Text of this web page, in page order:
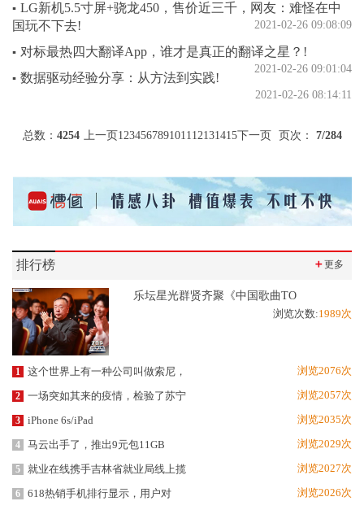
▪ LG新机5.5寸屏+骁龙450，售价近三千，网友：难怪在中
国玩不下去!
2021-02-26 09:08:09
▪ 对标最热四大翻译App，谁才是真正的翻译之星？!
2021-02-26 09:01:04
▪ 数据驱动经验分享：从方法到实践!
2021-02-26 08:14:11
总数： 4254 上一页123456789101112131415下一页 页次： 7/284
排行榜 ＋更多
乐坛星光群贤齐聚《中国歌曲TO
浏览次数:1989次
1 这个世界上有一种公司叫做索尼， 浏览2076次
2 一场突如其来的疫情，检验了苏宁 浏览2057次
3 iPhone 6s/iPad 浏览2035次
4 马云出手了，推出9元包11GB 浏览2029次
5 就业在线携手吉林省就业局线上揽 浏览2027次
6 618热销手机排行显示，用户对 浏览2026次